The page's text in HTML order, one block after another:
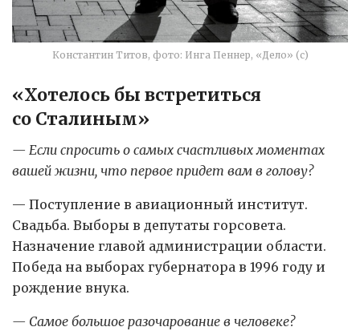
Константин Титов, фото: Инга Пеннер, «Дело» (с)
«Хотелось бы встретиться
со Сталиным»
— Если спросить о самых счастливых моментах
вашей жизни, что первое придет вам в голову?
— Поступление в авиационный институт.
Свадьба. Выборы в депутаты горсовета.
Назначение главой администрации области.
Победа на выборах губернатора в 1996 году и
рождение внука.
— Самое большое разочарование в человеке?